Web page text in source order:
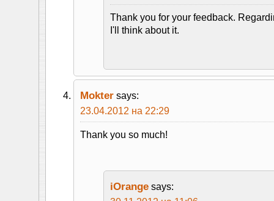
Thank you for your feedback.
I'll think about it.
Mokter says:
23.04.2012 на 22:29
Thank you so much!
iOrange says: